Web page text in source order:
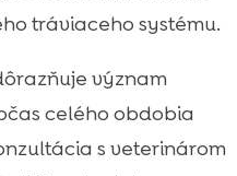
tráviaceho systému.
význam
celého obdobia
s veterinárom